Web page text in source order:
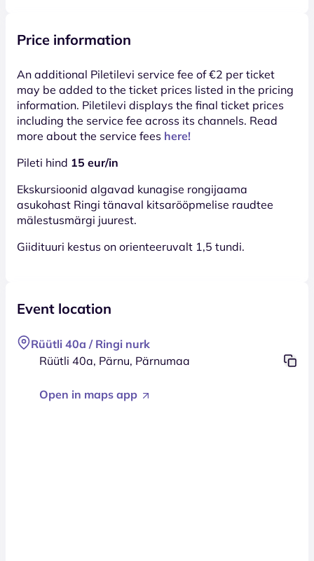
Price information
An additional Piletilevi service fee of €2 per ticket
may be added to the ticket prices listed in the pricing
information. Piletilevi displays the final ticket prices
including the service fee across its channels. Read
more about the service fees here!
Pileti hind 15 eur/in
Ekskursioonid algavad kunagise rongijaama
asukohast Ringi tänaval kitsarööpmelise raudtee
mälestusmärgi juurest.
Giidituuri kestus on orienteeruvalt 1,5 tundi.
Event location
Rüütli 40a / Ringi nurk
Rüütli 40a, Pärnu, Pärnumaa
Open in maps app